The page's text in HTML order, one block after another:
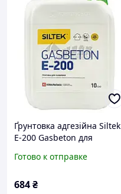
Ґрунтовка адгезійна Siltek
E-200 Gasbeton для
Готово к отправке
684₴